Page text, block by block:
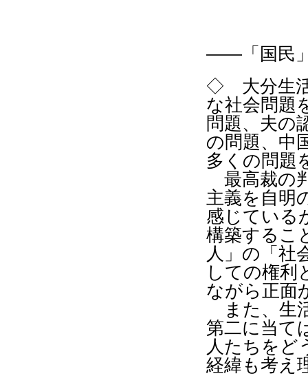
――「国民
◇ 大分生
な社会問題
問題、夫の
の問題、中
多くの問題
最高裁の
主義を自明
感じている
構築するこ
人」の「社
しての権利
ながら正面
また、生
第二に当て
人たちをど
経緯も考え